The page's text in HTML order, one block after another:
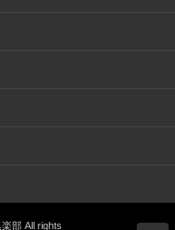
楽部 All rights